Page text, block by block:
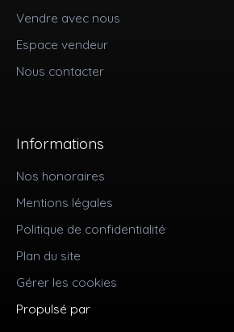
Vendre avec nous
Espace vendeur
Nous contacter
Informations
Nos honoraires
Mentions légales
Politique de confidentialité
Plan du site
Gérer les cookies
Propulsé par